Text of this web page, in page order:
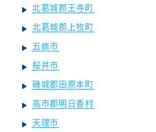
北葛城郡王寺町
北葛城郡上牧町
五條市
桜井市
磯城郡田原本町
高市郡明日香村
天理市